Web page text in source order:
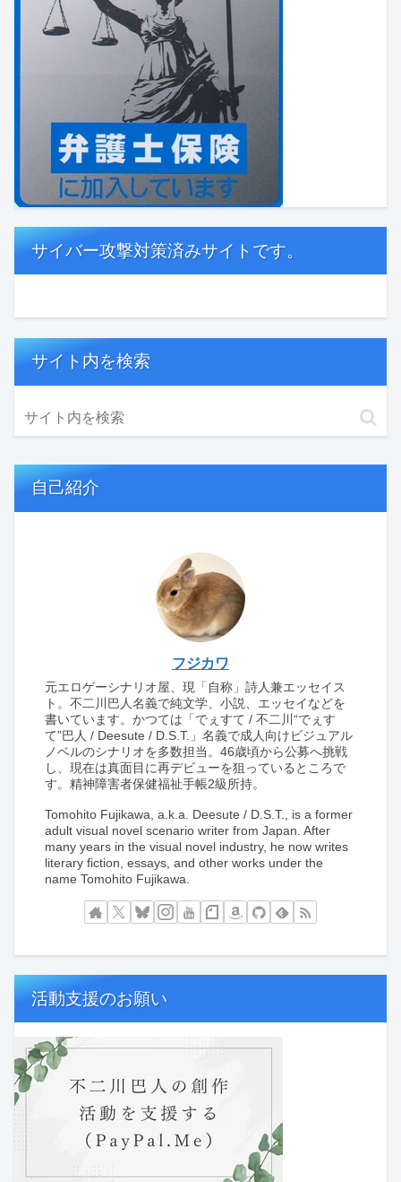
サイバー攻撃対策済みサイトです。
サイト内を検索
自己紹介
フジカワ
元エロゲーシナリオ屋、現「自称」詩人兼エッセイス
ト。不二川巴人名義で純文学、小説、エッセイなどを
書いています。かつては「でぇすて / 不二川“でぇす
て”巴人 / Deesute / D.S.T.」名義で成人向けビジュアル
ノベルのシナリオを多数担当。46歳頃から公募へ挑戦
し、現在は真面目に再デビューを狙っているところで
す。精神障害者保健福祉手帳2級所持。
Tomohito Fujikawa, a.k.a. Deesute / D.S.T., is a former
adult visual novel scenario writer from Japan. After
many years in the visual novel industry, he now writes
literary fiction, essays, and other works under the
name Tomohito Fujikawa.
活動支援のお願い